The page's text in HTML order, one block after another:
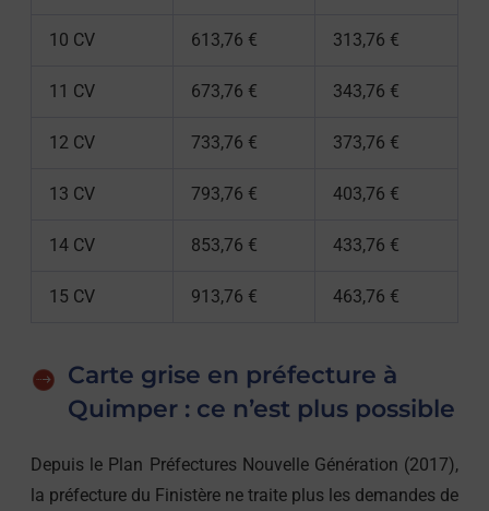
10 CV 613,76 € 313,76 €
11 CV 673,76 € 343,76 €
12 CV 733,76 € 373,76 €
13 CV 793,76 € 403,76 €
14 CV 853,76 € 433,76 €
15 CV 913,76 € 463,76 €
Carte grise en préfecture à
Quimper : ce n’est plus possible
Depuis le Plan Préfectures Nouvelle Génération (2017),
la préfecture du Finistère ne traite plus les demandes de